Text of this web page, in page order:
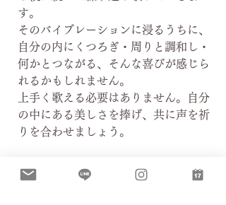
す。
そのバイブレーションに浸るうちに、
自分の内にくつろぎ・周りと調和し・
何かとつながる、そんな喜びが感じら
れるかもしれません。
上手く歌える必要はありません。自分
の中にある美しさを捧げ、共に声を祈
りを合わせましょう。
【リード】
ありこ、今村幸子、かたやまみな、